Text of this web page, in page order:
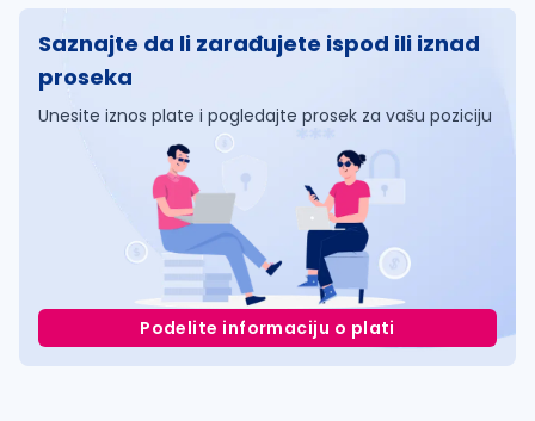
Saznajte da li zarađujete ispod ili iznad
proseka
Unesite iznos plate i pogledajte prosek za vašu poziciju
Podelite informaciju o plati